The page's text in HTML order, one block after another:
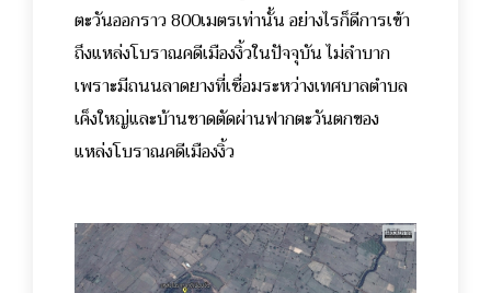
ตะวันออกราว 800เมตรเท่านั้น อย่างไรก็ดีการเข้า
ถึงแหล่งโบราณคดีเมืองงิ้วในปัจจุบัน ไม่ลำบาก
เพราะมีถนนลาดยางที่เชื่อมระหว่างเทศบาลตำบล
เค็งใหญ่และบ้านชาดตัดผ่านฟากตะวันตกของ
แหล่งโบราณคดีเมืองงิ้ว